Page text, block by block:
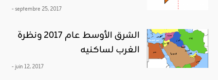
- septembre 25, 2017
الشرق الأوسط عام 2017 ونظرة
الغرب لساكنيه
- juin 12, 2017